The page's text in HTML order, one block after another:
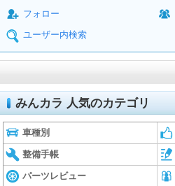
フォロー
ユーザー内検索
みんカラ 人気のカテゴリ
車種別
整備手帳
パーツレビュー